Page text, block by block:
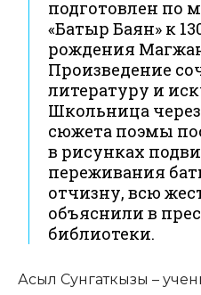
подготовлен по
«Батыр Баян» к
рождения
Произведение
литературу и
Школьница
сюжета поэмы
в рисунках
переживания
отчизну, всю
объяснили в
библиотеки.
Асыл Сунгаткызы –